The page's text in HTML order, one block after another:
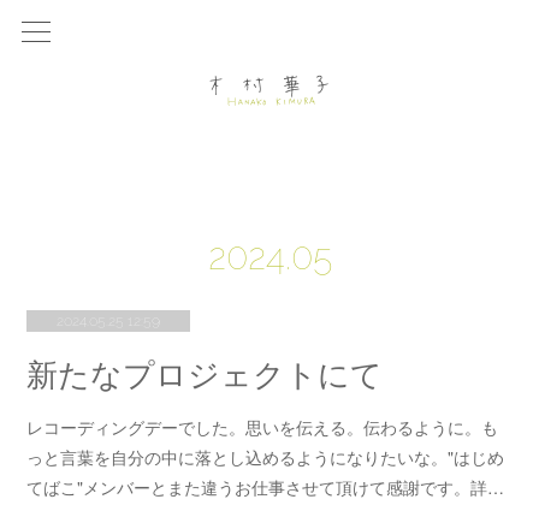
2024.05
新たなプロジェクトにて
レコーディングデーでした。思いを伝える。伝わるように。も
っと言葉を自分の中に落とし込めるようになりたいな。"はじめ
てばこ"メンバーとまた違うお仕事させて頂けて感謝です。詳…